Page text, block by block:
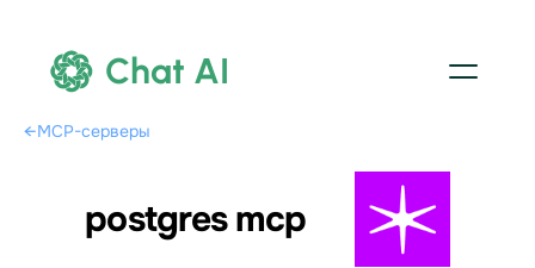
Chat AI
←MCP-серверы
postgres mcp